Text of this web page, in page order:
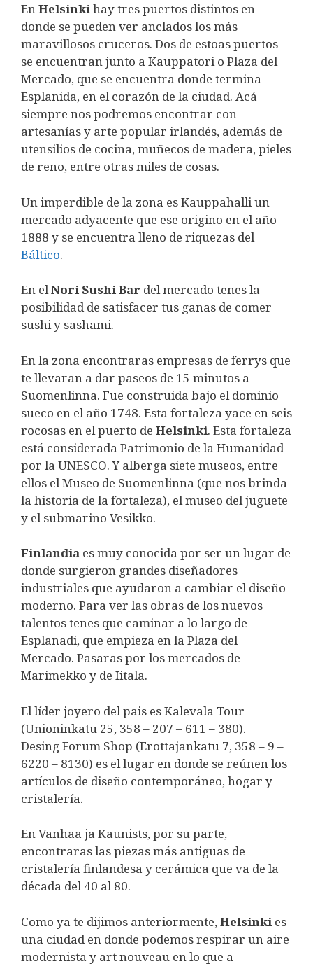
EnHelsinkihay tres puertos distintos en
donde se pueden ver anclados los más
maravillosos cruceros. Dos de estoas puertos
se encuentran junto a Kauppatori o Plaza del
Mercado, que se encuentra donde termina
Esplanida, en el corazón de la ciudad. Acá
siempre nos podremos encontrar con
artesanías y arte popular irlandés, además de
utensilios de cocina, muñecos de madera, pieles
de reno, entre otras miles de cosas.
Un imperdible de la zona es Kauppahalli un
mercado adyacente que ese origino en el año
1888 y se encuentra lleno de riquezas del
Báltico.
En elNori Sushi Bar del mercado tenes la
posibilidad de satisfacer tus ganas de comer
sushi y sashami.
En la zona encontraras empresas de ferrys que
te llevaran a dar paseos de 15 minutos a
Suomenlinna. Fue construida bajo el dominio
sueco en el año 1748. Esta fortaleza yace en seis
rocosas en el puerto de Helsinki. Esta fortaleza
está considerada Patrimonio de la Humanidad
por la UNESCO. Y alberga siete museos, entre
ellos el Museo de Suomenlinna (que nos brinda
la historia de la fortaleza), el museo del juguete
y el submarino Vesikko.
Finlandia es muy conocida por ser un lugar de
donde surgieron grandes diseñadores
industriales que ayudaron a cambiar el diseño
moderno. Para ver las obras de los nuevos
talentos tenes que caminar a lo largo de
Esplanadi, que empieza en la Plaza del
Mercado. Pasaras por los mercados de
Marimekko y de Iitala.
El líder joyero del pais es Kalevala Tour
(Unioninkatu 25, 358 – 207 – 611 – 380).
Desing Forum Shop (Erottajankatu 7, 358 – 9 –
6220 – 8130) es el lugar en donde se reúnen los
artículos de diseño contemporáneo, hogar y
cristalería.
En Vanhaa ja Kaunists, por su parte,
encontraras las piezas más antiguas de
cristalería finlandesa y cerámica que va de la
década del 40 al 80.
Como ya te dijimos anteriormente, Helsinki es
una ciudad en donde podemos respirar un aire
modernista y art nouveau en lo que a